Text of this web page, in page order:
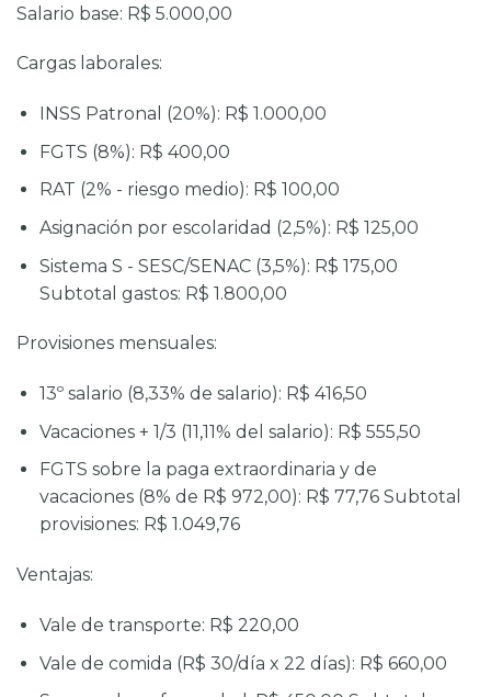
Salario base: R$ 5.000,00
Cargas laborales:
INSS Patronal (20%): R$ 1.000,00
FGTS (8%): R$ 400,00
RAT (2% - riesgo medio): R$ 100,00
Asignación por escolaridad (2,5%): R$ 125,00
Sistema S - SESC/SENAC (3,5%): R$ 175,00
Subtotal gastos: R$ 1.800,00
Provisiones mensuales:
13º salario (8,33% de salario): R$ 416,50
Vacaciones + 1/3 (11,11% del salario): R$ 555,50
FGTS sobre la paga extraordinaria y de
vacaciones (8% de R$ 972,00): R$ 77,76 Subtotal
provisiones: R$ 1.049,76
Ventajas:
Vale de transporte: R$ 220,00
Vale de comida (R$ 30/día x 22 días): R$ 660,00